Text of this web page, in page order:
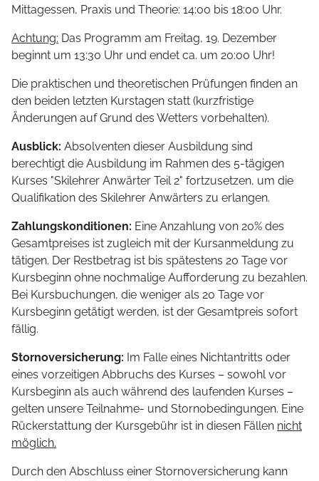
Mittagessen, Praxis und Theorie: 14:00 bis 18:00 Uhr.
Achtung: Das Programm am Freitag, 19. Dezember
beginnt um 13:30 Uhr und endet ca. um 20:00 Uhr!
Die praktischen und theoretischen Prüfungen finden an
den beiden letzten Kurstagen statt (kurzfristige
Änderungen auf Grund des Wetters vorbehalten).
Ausblick: Absolventen dieser Ausbildung sind
berechtigt die Ausbildung im Rahmen des 5-tägigen
Kurses "Skilehrer Anwärter Teil 2" fortzusetzen, um die
Qualifikation des Skilehrer Anwärters zu erlangen.
Zahlungskonditionen: Eine Anzahlung von 20% des
Gesamtpreises ist zugleich mit der Kursanmeldung zu
tätigen. Der Restbetrag ist bis spätestens 20 Tage vor
Kursbeginn ohne nochmalige Aufforderung zu bezahlen.
Bei Kursbuchungen, die weniger als 20 Tage vor
Kursbeginn getätigt werden, ist der Gesamtpreis sofort
fällig.
Stornoversicherung: Im Falle eines Nichtantritts oder
eines vorzeitigen Abbruchs des Kurses – sowohl vor
Kursbeginn als auch während des laufenden Kurses –
gelten unsere Teilnahme- und Stornobedingungen. Eine
Rückerstattung der Kursgebühr ist in diesen Fällen nicht
möglich.
Durch den Abschluss einer Stornoversicherung kann